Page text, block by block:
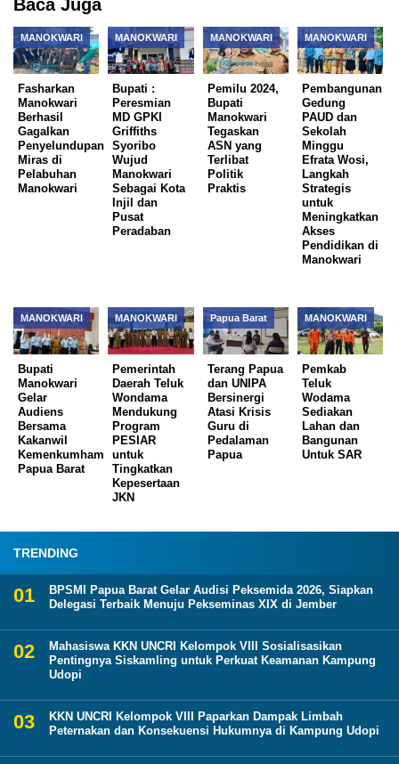
Baca Juga
MANOKWARI
Fasharkan
Manokwari
Berhasil
Gagalkan
Penyelundupan
Miras di
Pelabuhan
Manokwari
MANOKWARI
Bupati :
Peresmian
MD GPKI
Griffiths
Syoribo
Wujud
Manokwari
Sebagai Kota
Injil dan
Pusat
Peradaban
MANOKWARI
Pemilu 2024,
Bupati
Manokwari
Tegaskan
ASN yang
Terlibat
Politik
Praktis
MANOKWARI
Pembangunan
Gedung
PAUD dan
Sekolah
Minggu
Efrata Wosi,
Langkah
Strategis
untuk
Meningkatkan
Akses
Pendidikan di
Manokwari
MANOKWARI
Bupati
Manokwari
Gelar
Audiens
Bersama
Kakanwil
Kemenkumham
Papua Barat
MANOKWARI
Pemerintah
Daerah Teluk
Wondama
Mendukung
Program
PESIAR
untuk
Tingkatkan
Kepesertaan
JKN
Papua Barat
Terang Papua
dan UNIPA
Bersinergi
Atasi Krisis
Guru di
Pedalaman
Papua
MANOKWARI
Pemkab
Teluk
Wodama
Sediakan
Lahan dan
Bangunan
Untuk SAR
TRENDING
BPSMI Papua Barat Gelar Audisi Peksemida 2026, Siapkan
Delegasi Terbaik Menuju Pekseminas XIX di Jember
Mahasiswa KKN UNCRI Kelompok VIII Sosialisasikan
Pentingnya Siskamling untuk Perkuat Keamanan Kampung
Udopi
KKN UNCRI Kelompok VIII Paparkan Dampak Limbah
Peternakan dan Konsekuensi Hukumnya di Kampung Udopi